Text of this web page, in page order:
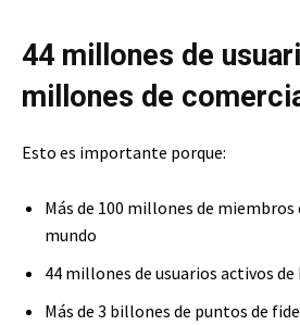
44 millones de
millones de
Esto es importante porque:
Más de 100 millones de
mundo
44 millones de usuarios activos de
Más de 3 billones de puntos de